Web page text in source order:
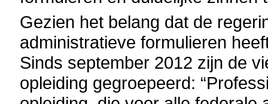
Gezien het belang dat de
administratieve formulieren
Sinds september 2012 zijn de
opleiding gegroepeerd: